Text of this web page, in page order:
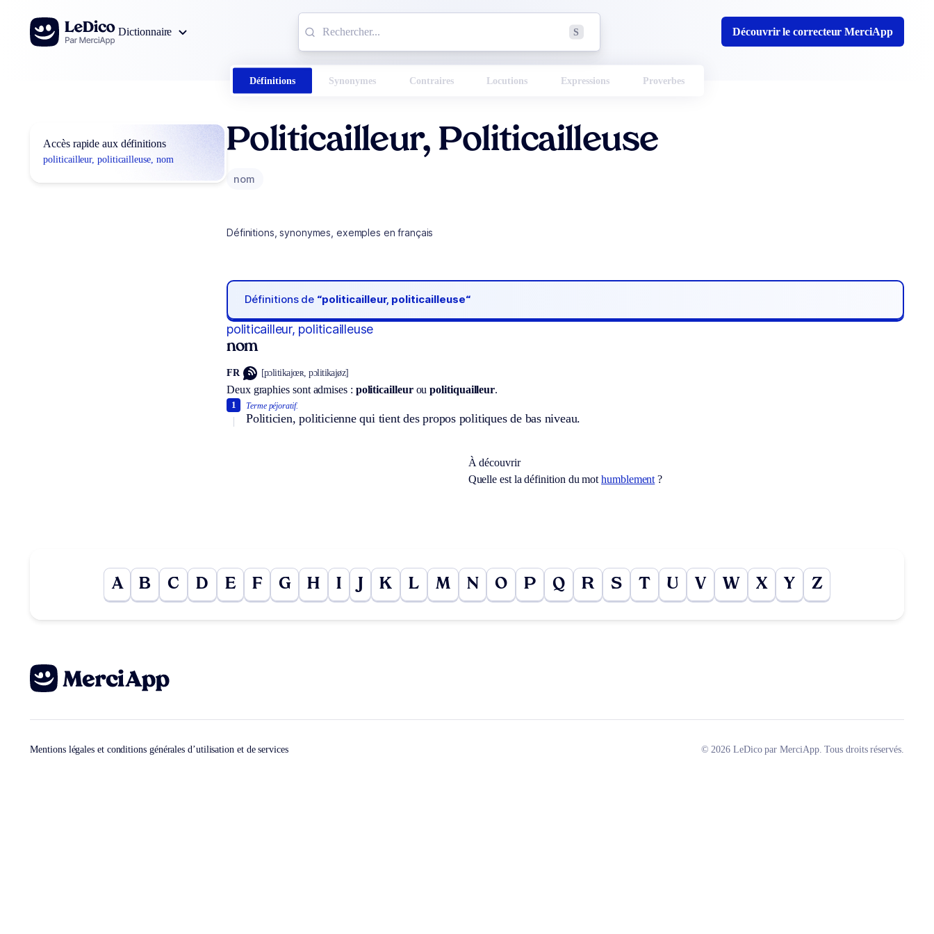
Aller au contenu
Dictionnaire
S Découvrir le correcteur MerciApp
Définitions Synonymes Contraires Locutions Expressions Proverbes
Accès rapide aux définitions
politicailleur, politicailleuse, nom
Politicailleur, Politicailleuse
nom
Définitions, synonymes, exemples en français
Définitions de “politicailleur, politicailleuse“
politicailleur, politicailleuse
nom
FR [pɔlitikajœʀ, pɔlitikajøz]
Deux graphies sont admises : politicailleuroupolitiquailleur.
Terme péjoratif.
Politicien, politicienne qui tient des propos politiques de bas niveau.
1
À découvrir
Quelle est la définition du mothumblement ?
A B C D E F G H I K L M N O P Q R S T U V W X Y Z
Mentions légales et conditions générales d’utilisation et de services © 2026 LeDico par MerciApp. Tous droits réservés.